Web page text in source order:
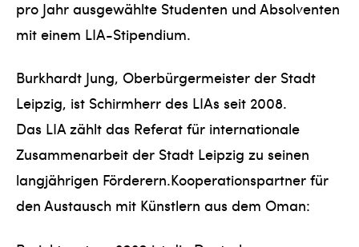
pro Jahr ausgewählte Studenten und Absolventen
mit einem LIA-Stipendium.
Burkhardt Jung, Oberbürgermeister der Stadt
Leipzig, ist Schirmherr des LIAs seit 2008.
Das LIA zählt das Referat für internationale
Zusammenarbeit der Stadt Leipzig zu seinen
langjährigen Förderern.Kooperationspartner für
den Austausch mit Künstlern aus dem Oman: